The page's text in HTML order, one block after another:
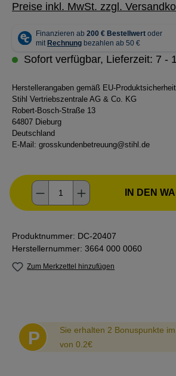
Preise inkl. MwSt. zzgl.
Sofort verfügbar, Lieferzeit: 7 -
Herstellerangaben gemäß EU-
Stihl Vertriebszentrale AG & Co. KG
Robert-Bosch-Straße 13
64807 Dieburg
Deutschland
E-Mail: grosskundenbetreuung@stihl.de
Produkt Anzahl: Gib
IN DEN
Produktnummer: DC-20407
Herstellernummer: 3664 000 0060
Zum Merkzettel hinzufügen
P
Sie erhalten 2 Bonuspunkte
von 0.2€